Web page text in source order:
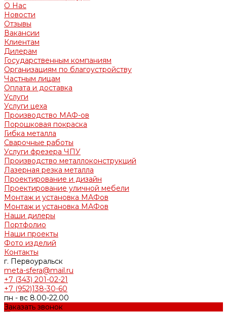
О Нас
Новости
Отзывы
Вакансии
Клиентам
Дилерам
Государственным компаниям
Организациям по благоустройству
Частным лицам
Оплата и доставка
Услуги
Услуги цеха
Производство МАФ-ов
Порошковая покраска
Гибка металла
Сварочные работы
Услуги фрезера ЧПУ
Производство металлоконструкций
Лазерная резка металла
Проектирование и дизайн
Проектирование уличной мебели
Монтаж и установка МАФов
Монтаж и установка МАФов
Наши дилеры
Портфолио
Наши проекты
Фото изделий
Контакты
г. Первоуральск
meta-sfera@mail.ru
+7 (343) 201-02-21
+7 (952)138-30-60
пн - вс 8.00-22.00
Заказать звонок